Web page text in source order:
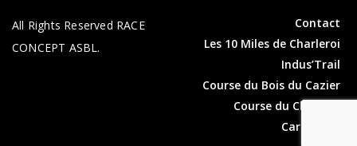
All Rights Reserved RACE
CONCEPT ASBL.
Contact
Les 10 Miles de Charleroi
Indus’Trail
Course du Bois du Cazier
Course du Château
Carolorida